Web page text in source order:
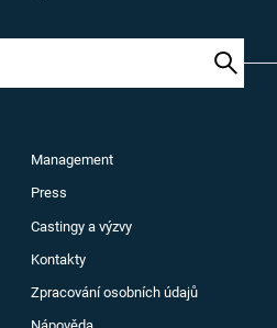
Management
Press
Castingy a výzvy
Kontakty
Zpracování osobních údajů